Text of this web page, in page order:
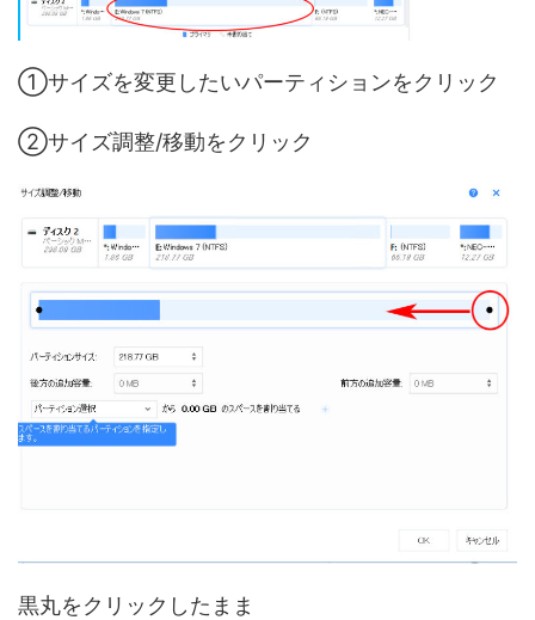
①サイズを変更したいパーティションをクリック
②サイズ調整/移動をクリック
黒丸をクリックしたまま